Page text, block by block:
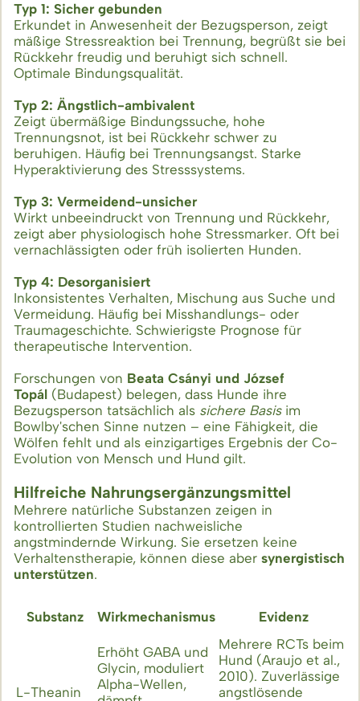
Typ 1: Sicher gebunden
Erkundet in Anwesenheit der Bezugsperson, zeigt
mäßige Stressreaktion bei Trennung, begrüßt sie bei
Rückkehr freudig und beruhigt sich schnell.
Optimale Bindungsqualität.
Typ 2: Ängstlich-ambivalent
Zeigt übermäßige Bindungssuche, hohe
Trennungsnot, ist bei Rückkehr schwer zu
beruhigen. Häufig bei Trennungsangst. Starke
Hyperaktivierung des Stresssystems.
Typ 3: Vermeidend-unsicher
Wirkt unbeeindruckt von Trennung und Rückkehr,
zeigt aber physiologisch hohe Stressmarker. Oft bei
vernachlässigten oder früh isolierten Hunden.
Typ 4: Desorganisiert
Inkonsistentes Verhalten, Mischung aus Suche und
Vermeidung. Häufig bei Misshandlungs- oder
Traumageschichte. Schwierigste Prognose für
therapeutische Intervention.
Forschungen von Beata Csányi und József
Topál (Budapest) belegen, dass Hunde ihre
Bezugsperson tatsächlich als sichere Basisim
Bowlby'schen Sinne nutzen – eine Fähigkeit, die
Wölfen fehlt und als einzigartiges Ergebnis der Co-
Evolution von Mensch und Hund gilt.
Hilfreiche Nahrungsergänzungsmittel
Mehrere natürliche Substanzen zeigen in
kontrollierten Studien nachweisliche
angstmindernde Wirkung. Sie ersetzen keine
Verhaltenstherapie, können diese aber synergistisch
unterstützen.
Substanz Wirkmechanismus Evidenz
L-Theanin
Erhöht GABA und
Glycin, moduliert
Alpha-Wellen,
Mehrere RCTs beim
Hund (Araujo et al.,
2010). Zuverlässige
angstlösende